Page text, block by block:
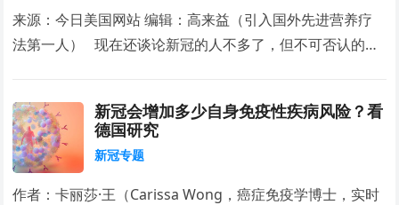
来源：今日美国网站 编辑：高来益（引入国外先进营养疗
法第一人） 现在还谈论新冠的人不多了，但不可否认的…
新冠会增加多少自身免疫性疾病风险？看
德国研究
新冠专题
作者：卡丽莎·王（Carissa Wong，癌症免疫学博士，实时